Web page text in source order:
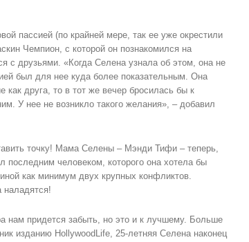
пассией (по крайней мере, так ее уже окрестили
Чемпион, с которой он познакомился на
с друзьями. «Когда Селена узнала об этом, она не
был для нее куда более показательным. Она
друга, то в тот же вечер бросилась бы к
У нее не возникло такого желания», – добавил
точку! Мама Селены – Мэнди Тифи – теперь,
человеком, которого она хотела бы
как минимум двух крупных конфликтов.
нам придется забыть, но это и к лучшему. Больше
изданию HollywoodLife, 25-летняя Селена наконец